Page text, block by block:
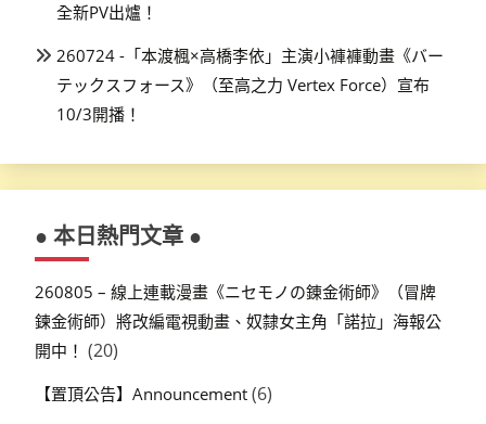
全新PV出爐！
260724 -「本渡楓×高橋李依」主演小褲褲動畫《バー
テックスフォース》（至高之力 Vertex Force）宣布
10/3開播！
● 本日熱門文章 ●
260805 – 線上連載漫畫《ニセモノの錬金術師》（冒牌
鍊金術師）將改編電視動畫、奴隸女主角「諾拉」海報公
開中！ (20)
【置頂公告】Announcement (6)